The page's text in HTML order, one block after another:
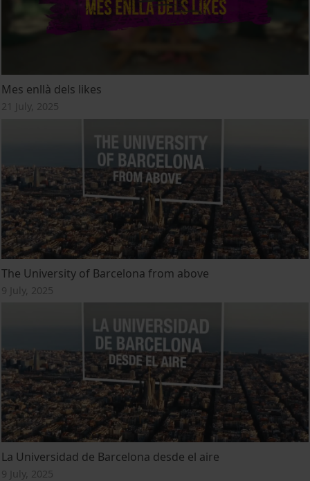
Mes enllà dels likes
21 July, 2025
The University of Barcelona from above
9 July, 2025
La Universidad de Barcelona desde el aire
9 July, 2025